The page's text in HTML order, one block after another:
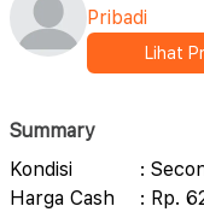
Pribadi
Lihat
Summary
Kondisi
:
Harga Cash
: Rp.